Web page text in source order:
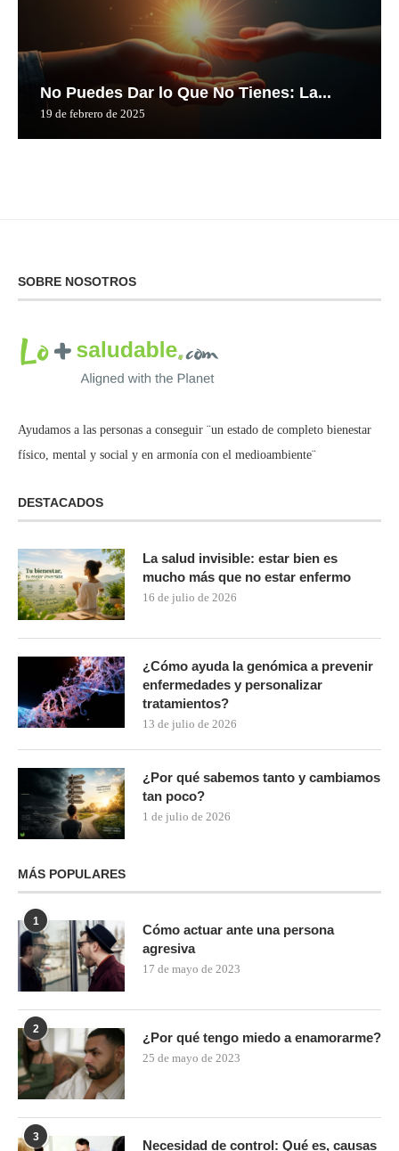
No Puedes Dar lo Que No Tienes: La...
19 de febrero de 2025
SOBRE NOSOTROS
Ayudamos a las personas a conseguir ¨un estado de completo bienestar
físico, mental y social y en armonía con el medioambiente¨
DESTACADOS
La salud invisible: estar bien es
mucho más que no estar enfermo
16 de julio de 2026
¿Cómo ayuda la genómica a prevenir
enfermedades y personalizar
tratamientos?
13 de julio de 2026
¿Por qué sabemos tanto y cambiamos
tan poco?
1 de julio de 2026
MÁS POPULARES
1
Cómo actuar ante una persona
agresiva
17 de mayo de 2023
2
¿Por qué tengo miedo a enamorarme?
25 de mayo de 2023
3
Necesidad de control: Qué es, causas